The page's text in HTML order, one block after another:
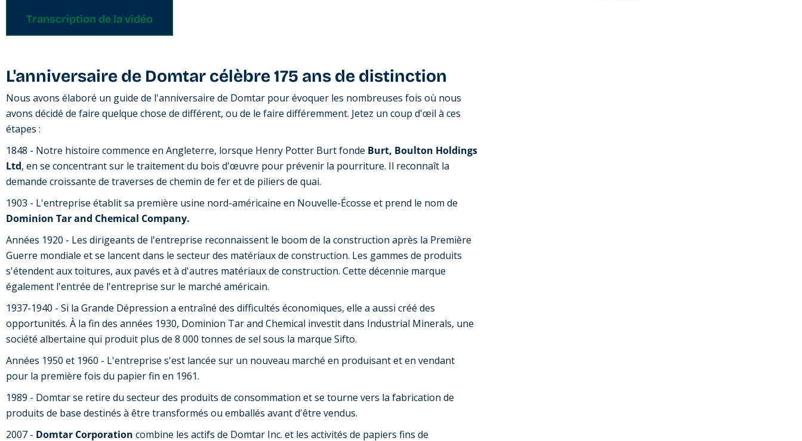
Transcription de la vidéo
L'anniversaire de Domtar célèbre 175 ans de distinction
Nous avons élaboré un guide de l'anniversaire de Domtar pour évoquer les nombreuses fois où nous
avons décidé de faire quelque chose de différent, ou de le faire différemment. Jetez un coup d'œil à ces
étapes :
1848 - Notre histoire commence en Angleterre, lorsque Henry Potter Burt fonde Burt, Boulton Holdings
Ltd, en se concentrant sur le traitement du bois d'œuvre pour prévenir la pourriture. Il reconnaît la
demande croissante de traverses de chemin de fer et de piliers de quai.
1903 - L'entreprise établit sa première usine nord-américaine en Nouvelle-Écosse et prend le nom de
Dominion Tar and Chemical Company.
Années 1920 - Les dirigeants de l'entreprise reconnaissent le boom de la construction après la Première
Guerre mondiale et se lancent dans le secteur des matériaux de construction. Les gammes de produits
s'étendent aux toitures, aux pavés et à d'autres matériaux de construction. Cette décennie marque
également l'entrée de l'entreprise sur le marché américain.
1937-1940 - Si la Grande Dépression a entraîné des difficultés économiques, elle a aussi créé des
opportunités. À la fin des années 1930, Dominion Tar and Chemical investit dans Industrial Minerals, une
société albertaine qui produit plus de 8 000 tonnes de sel sous la marque Sifto.
Années 1950 et 1960 - L'entreprise s'est lancée sur un nouveau marché en produisant et en vendant
pour la première fois du papier fin en 1961.
1989 - Domtar se retire du secteur des produits de consommation et se tourne vers la fabrication de
produits de base destinés à être transformés ou emballés avant d'être vendus.
2007 - Domtar Corporation combine les actifs de Domtar Inc. et les activités de papiers fins de